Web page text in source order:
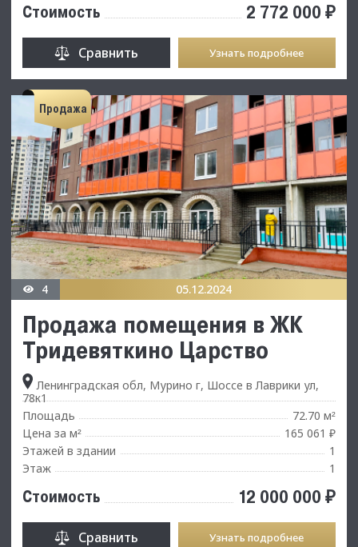
Стоимость 2 772 000 ₽
Сравнить Узнать подробнее
Продажа
4 05.12.2024
Продажа помещения в ЖК
Тридевяткино Царство
Ленинградская обл, Мурино г, Шоссе в Лаврики ул,
78к1
Площадь
72.70 м²
Цена за м²
165 061 ₽
Этажей в здании
1
Этаж
1
Стоимость 12 000 000 ₽
Сравнить Узнать подробнее